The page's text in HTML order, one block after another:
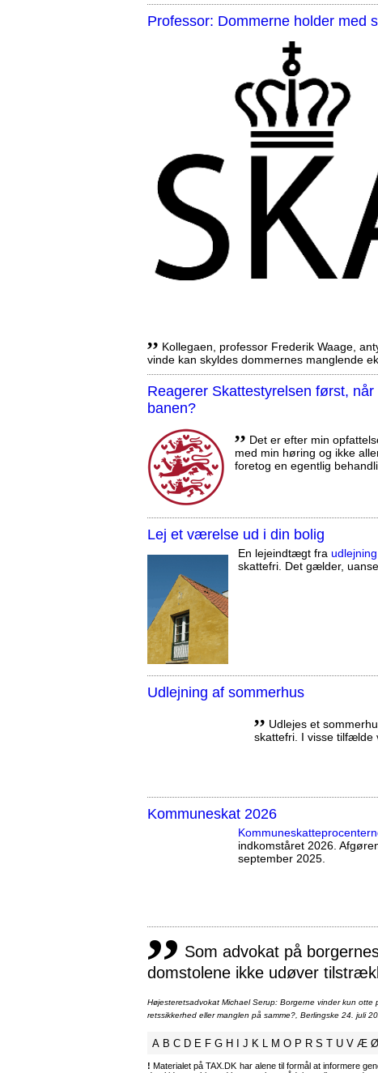
Professor: Dommerne holder med
,, Kollegaen, professor Frederik Waage,
vinde kan skyldes dommernes manglende
Reagerer Skattestyrelsen først,
banen?
,, Det er efter min
med min høring og ikke
foretog en egentlig
Lej et værelse ud i din bolig
En lejeindtægt fra
skattefri. Det gælder,
Udlejning af sommerhus
,, Udlejes et
skattefri. I visse tilfælde
Kommuneskat 2026
indkomståret 2026.
september 2025.
,, Som advokat på
domstolene ikke udøver
Højesteretsadvokat Michael Serup: Borgerne vinder kun
retssikkerhed eller manglen på samme?, Berlingske 24. juli
A B C D E F G H J K M O P R S T U V Æ Ø
! Materialet på TAX.DK har alene til formål at informere